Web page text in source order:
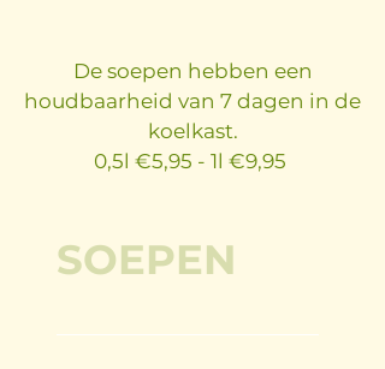
De soepen hebben een
houdbaarheid van 7 dagen in de
koelkast.
0,5l €5,95 - 1l €9,95
SOEPEN